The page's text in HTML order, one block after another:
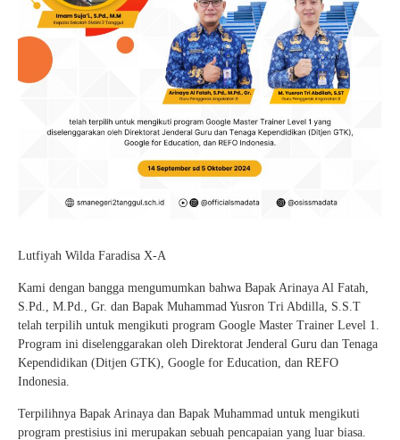
Lutfiyah Wilda Faradisa X-A
Kami dengan bangga mengumumkan bahwa Bapak Arinaya Al Fatah,
S.Pd., M.Pd., Gr. dan Bapak Muhammad Yusron Tri Abdilla, S.S.T
telah terpilih untuk mengikuti program Google Master Trainer Level 1.
Program ini diselenggarakan oleh Direktorat Jenderal Guru dan Tenaga
Kependidikan (Ditjen GTK), Google for Education, dan REFO
Indonesia.
Terpilihnya Bapak Arinaya dan Bapak Muhammad untuk mengikuti
program prestisius ini merupakan sebuah pencapaian yang luar biasa.